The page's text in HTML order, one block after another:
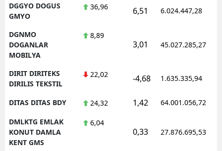
DGGYO DOGUS
GMYO
36,96 6,51 6.024.447,28
DGNMO
DOGANLAR
MOBILYA
8,89
3,01 45.027.285,27
DIRIT DIRITEKS
DIRILIS TEKSTIL
22,02 -4,68 1.635.335,94
DITAS DITAS BDY 24,32 1,42 64.001.056,72
DMLKTG EMLAK
KONUT DAMLA
KENT GMS
6,04
0,33 27.876.695,53